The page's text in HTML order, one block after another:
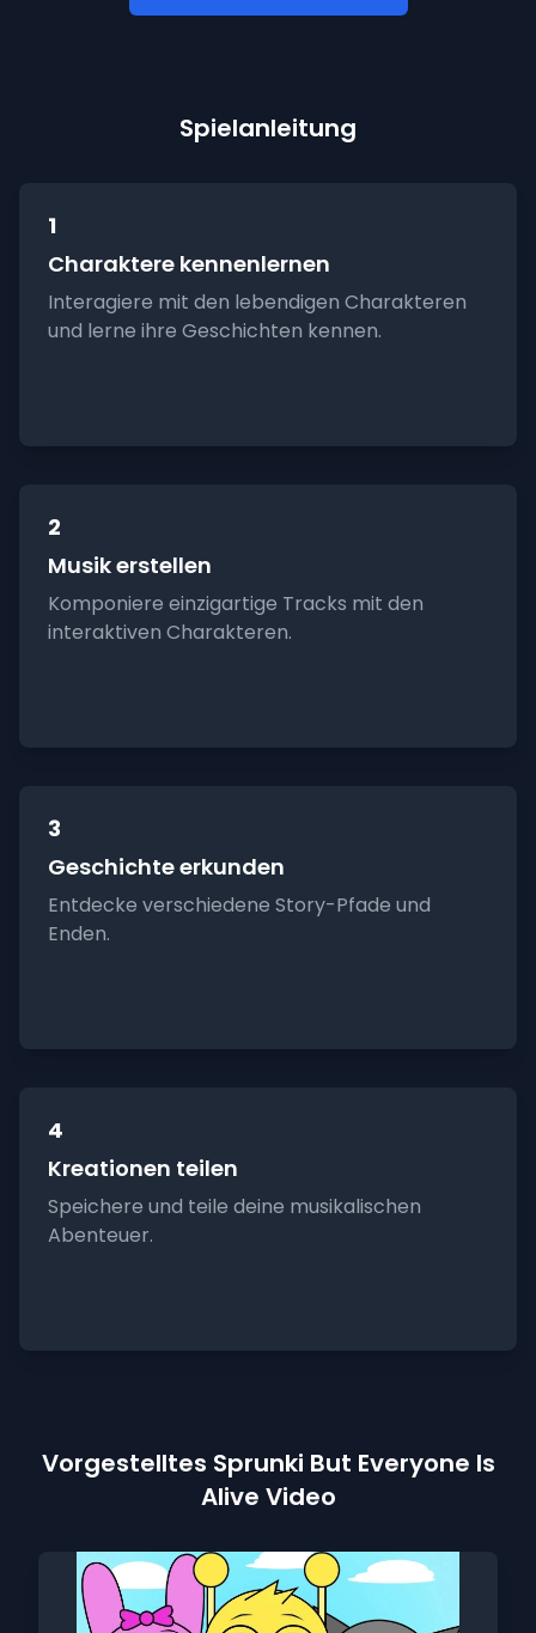
Spielanleitung
1
Charaktere kennenlernen
Interagiere mit den lebendigen Charakteren
und lerne ihre Geschichten kennen.
2
Musik erstellen
Komponiere einzigartige Tracks mit den
interaktiven Charakteren.
3
Geschichte erkunden
Entdecke verschiedene Story-Pfade und
Enden.
4
Kreationen teilen
Speichere und teile deine musikalischen
Abenteuer.
Vorgestelltes Sprunki But Everyone Is
Alive Video